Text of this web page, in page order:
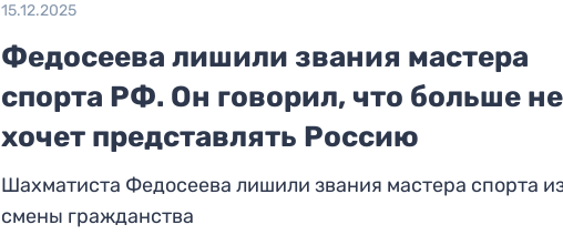
15.12.2025
Федосеева лишили звания мастера
спорта РФ. Он говорил, что больше не
хочет представлять Россию
Шахматиста Федосеева лишили звания мастера спорта
смены гражданства